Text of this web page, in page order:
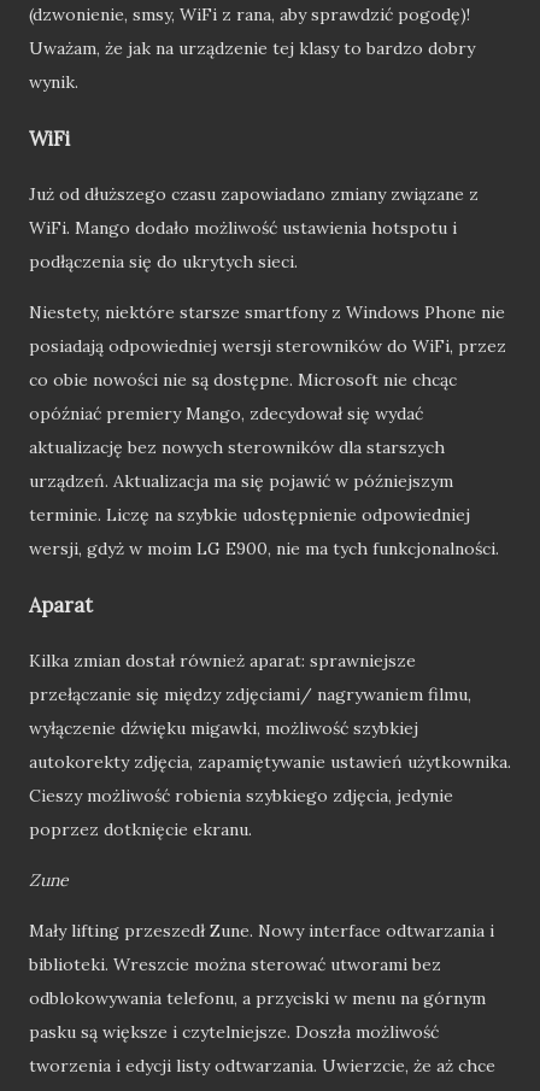
(dzwonienie, smsy, WiFi z rana, aby sprawdzić pogodę)!
Uważam, że jak na urządzenie tej klasy to bardzo dobry
wynik.
WiFi
Już od dłuższego czasu zapowiadano zmiany związane z
WiFi. Mango dodało możliwość ustawienia hotspotu i
podłączenia się do ukrytych sieci.
Niestety, niektóre starsze smartfony z Windows Phone nie
posiadają odpowiedniej wersji sterowników do WiFi, przez
co obie nowości nie są dostępne. Microsoft nie chcąc
opóźniać premiery Mango, zdecydował się wydać
aktualizację bez nowych sterowników dla starszych
urządzeń. Aktualizacja ma się pojawić w późniejszym
terminie. Liczę na szybkie udostępnienie odpowiedniej
wersji, gdyż w moim LG E900, nie ma tych funkcjonalności.
Aparat
Kilka zmian dostał również aparat: sprawniejsze
przełączanie się między zdjęciami/ nagrywaniem filmu,
wyłączenie dźwięku migawki, możliwość szybkiej
autokorekty zdjęcia, zapamiętywanie ustawień użytkownika.
Cieszy możliwość robienia szybkiego zdjęcia, jedynie
poprzez dotknięcie ekranu.
Zune
Mały lifting przeszedł Zune. Nowy interface odtwarzania i
biblioteki. Wreszcie można sterować utworami bez
odblokowywania telefonu, a przyciski w menu na górnym
pasku są większe i czytelniejsze. Doszła możliwość
tworzenia i edycji listy odtwarzania. Uwierzcie, że aż chce